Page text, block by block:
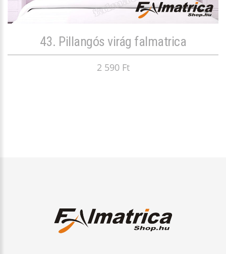
43. Pillangós virág falmatrica
2 590 Ft